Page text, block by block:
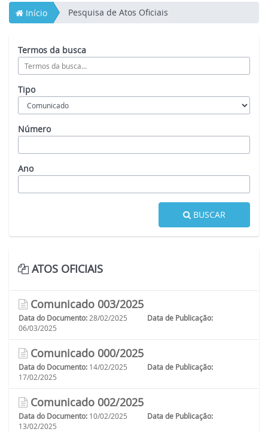
Início Pesquisa de Atos Oficiais
Termos da busca
Tipo
Número
Ano
BUSCAR
ATOS OFICIAIS
Comunicado 003/2025
Data do Documento: 28/02/2025
Data de Publicação:
06/03/2025
Comunicado 000/2025
Data do Documento: 14/02/2025
Data de Publicação:
17/02/2025
Comunicado 002/2025
Data do Documento: 10/02/2025
Data de Publicação:
13/02/2025